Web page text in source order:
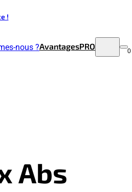
!
nous ?AvantagesPRO 0
Abs